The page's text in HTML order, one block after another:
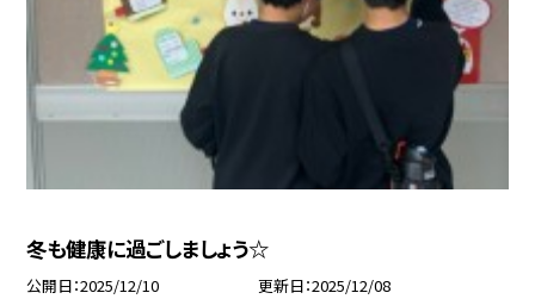
冬も健康に過ごしましょう☆
公開日 2025/12/10 更新日 2025/12/08